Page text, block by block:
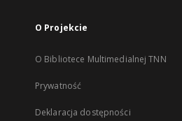
O Projekcie
O Bibliotece Multimedialnej TNN
Prywatność
Deklaracja dostępności